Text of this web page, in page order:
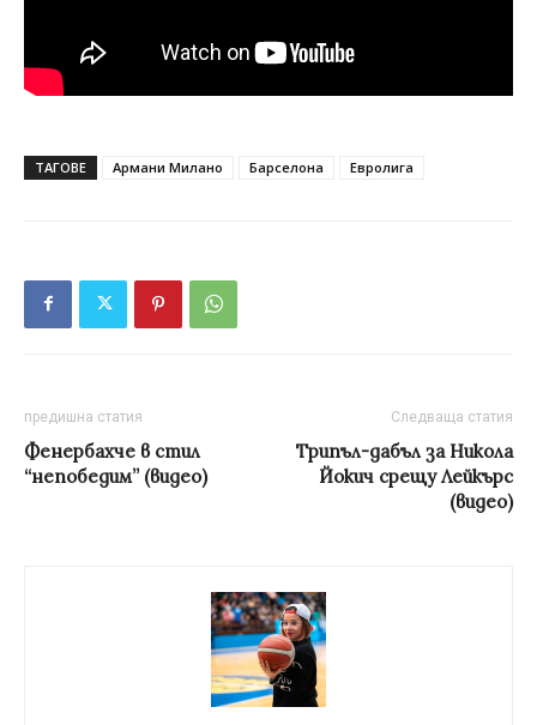
ТАГОВЕ Армани Милано Барселона Евролига
предишна статия
Фенербахче в стил
“непобедим” (видео)
Следваща статия
Трипъл-дабъл за Никола
Йокич срещу Лейкърс
(видео)